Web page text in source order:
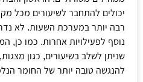
יכולים להתחבר לשיעורים מכל
רבה יותר במערכת השעות. לא
נוסף לפעילויות אחרות. כמו כן,
שניתן לשלב בשיעורים, כגון
להנגשה טובה יותר של החומר